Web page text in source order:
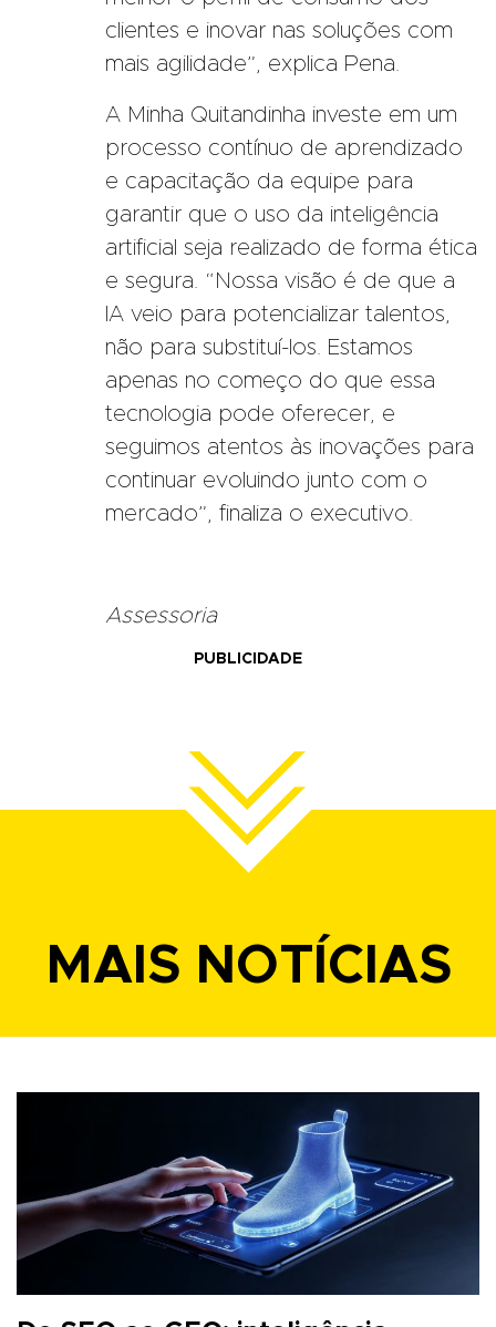
clientes e inovar nas soluções com
mais agilidade”, explica Pena.
A Minha Quitandinha investe em um
processo contínuo de aprendizado
e capacitação da equipe para
garantir que o uso da inteligência
artificial seja realizado de forma ética
e segura. “Nossa visão é de que a
IA veio para potencializar talentos,
não para substituí-los. Estamos
apenas no começo do que essa
tecnologia pode oferecer, e
seguimos atentos às inovações para
continuar evoluindo junto com o
mercado”, finaliza o executivo.
Assessoria
PUBLICIDADE
MAIS NOTÍCIAS